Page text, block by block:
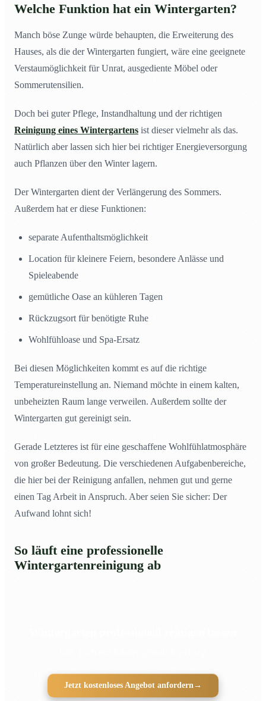
Welche Funktion hat ein Wintergarten?
Manch böse Zunge würde behaupten, die Erweiterung des
Hauses, als die der Wintergarten fungiert, wäre eine geeignete
Verstaumöglichkeit für Unrat, ausgediente Möbel oder
Sommerutensilien.
Doch bei guter Pflege, Instandhaltung und der richtigen
Reinigung eines Wintergartens ist dieser vielmehr als das.
Natürlich aber lassen sich hier bei richtiger Energieversorgung
auch Pflanzen über den Winter lagern.
Der Wintergarten dient der Verlängerung des Sommers.
Außerdem hat er diese Funktionen:
separate Aufenthaltsmöglichkeit
Location für kleinere Feiern, besondere Anlässe und
Spieleabende
gemütliche Oase an kühleren Tagen
Rückzugsort für benötigte Ruhe
Wohlfühloase und Spa-Ersatz
Bei diesen Möglichkeiten kommt es auf die richtige
Temperatureinstellung an. Niemand möchte in einem kalten,
unbeheizten Raum lange verweilen. Außerdem sollte der
Wintergarten gut gereinigt sein.
Gerade Letzteres ist für eine geschaffene Wohlfühlatmosphäre
von großer Bedeutung. Die verschiedenen Aufgabenbereiche,
die hier bei der Reinigung anfallen, nehmen gut und gerne
einen Tag Arbeit in Anspruch. Aber seien Sie sicher: Der
Aufwand lohnt sich!
So läuft eine professionelle
Wintergartenreinigung ab
Jetzt kostenloses Angebot anfordern→